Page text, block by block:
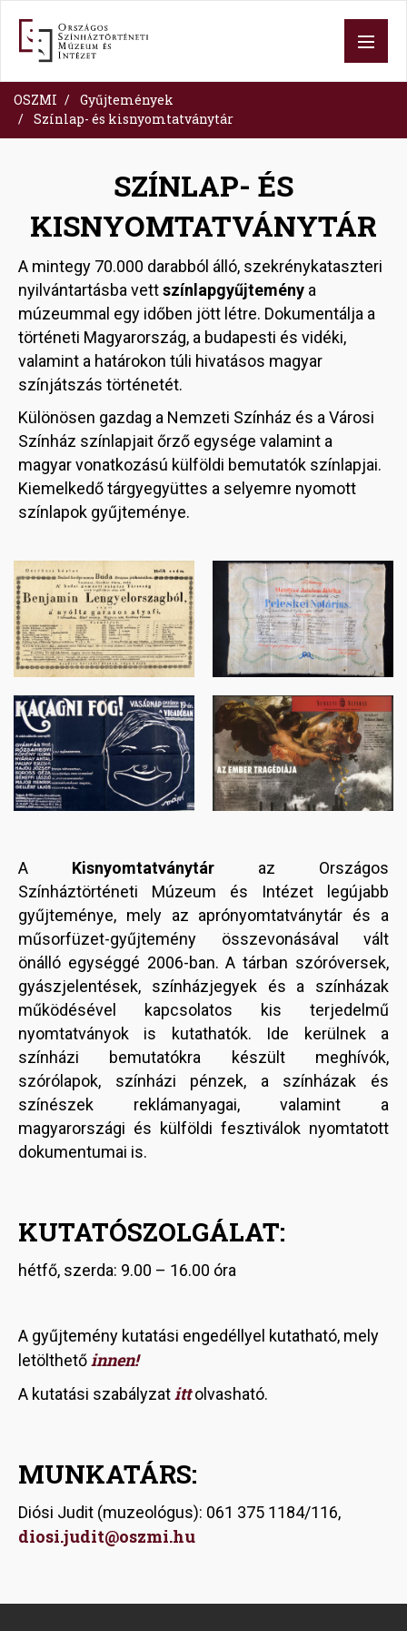
content
OSZMI
Gyűjtemények
Színlap- és kisnyomtatványtár
SZÍNLAP- ÉS
KISNYOMTATVÁNYTÁR
A mintegy 70.000 darabból álló, szekrénykataszteri
nyilvántartásba vettszínlapgyűjtemény a
múzeummal egy időben jött létre. Dokumentálja a
történeti Magyarország, a budapesti és vidéki,
valamint a határokon túli hivatásos magyar
színjátszás történetét.
Különösen gazdag a Nemzeti Színház és a Városi
Színház színlapjait őrző egysége valamint a
magyar vonatkozású külföldi bemutatók színlapjai.
Kiemelkedő tárgyegyüttes a selyemre nyomott
színlapok gyűjteménye.
Image Image
Image Image
A Kisnyomtatványtár az Országos
Színháztörténeti Múzeum és Intézet legújabb
gyűjteménye, mely az aprónyomtatványtár és a
műsorfüzet-gyűjtemény összevonásával vált
önálló egységgé 2006-ban. A tárban szóróversek,
gyászjelentések, színházjegyek és a színházak
működésével kapcsolatos kis terjedelmű
nyomtatványok is kutathatók. Ide kerülnek a
színházi bemutatókra készült meghívók,
szórólapok, színházi pénzek, a színházak és
színészek reklámanyagai, valamint a
magyarországi és külföldi fesztiválok nyomtatott
dokumentumai is.
KUTATÓSZOLGÁLAT:
hétfő, szerda: 9.00 – 16.00 óra
A gyűjtemény kutatási engedéllyel kutatható, mely
letölthetőinnen!
A kutatási szabályzatitt olvasható.
MUNKATÁRS:
Diósi Judit (muzeológus): 061 375 1184/116,
diosi.judit@oszmi.hu